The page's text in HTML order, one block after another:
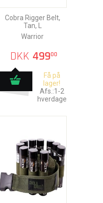
Cobra Rigger Belt,
Tan, L
Warrior
DKK 49900
Få på
lager!
Afs.:1-2
hverdage